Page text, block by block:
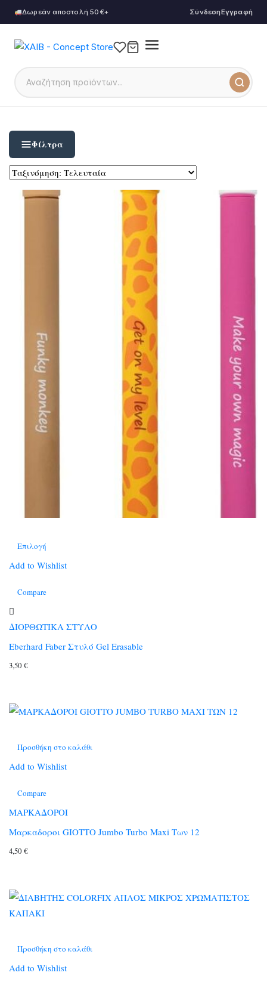
Δωρεάν αποστολή 50€+ ΣύνδεσηΕγγραφή
Φίλτρα
Επιλογή
Αυτό
προϊόν
έχει
πολλαπλές
παραλλαγές.
επιλογές
να
σελίδα
του
Add to Wishlist
Compare
ΔΙΟΡΘΩΤΙΚΑ ΣΤΥΛΟ
Eberhard Faber Στυλό Gel Erasable
3,50 €
Προσθήκη στο καλάθι
Add to Wishlist
Compare
ΜΑΡΚΑΔΟΡΟΙ
Μαρκαδοροι GIOTTO Jumbo Turbo Maxi Των 12
4,50 €
Προσθήκη στο καλάθι
Add to Wishlist